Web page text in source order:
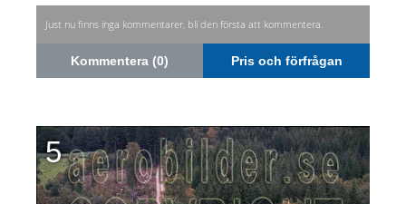
Just nu finns inga kommentarer, bli den första att kommentera.
Kommentera (0) Pris och förfrågan
5